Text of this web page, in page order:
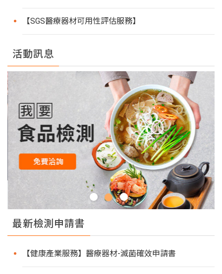
【SGS醫療器材可用性評估服務】
活動訊息
最新檢測申請書
【健康產業服務】醫療器材-滅菌確效申請書